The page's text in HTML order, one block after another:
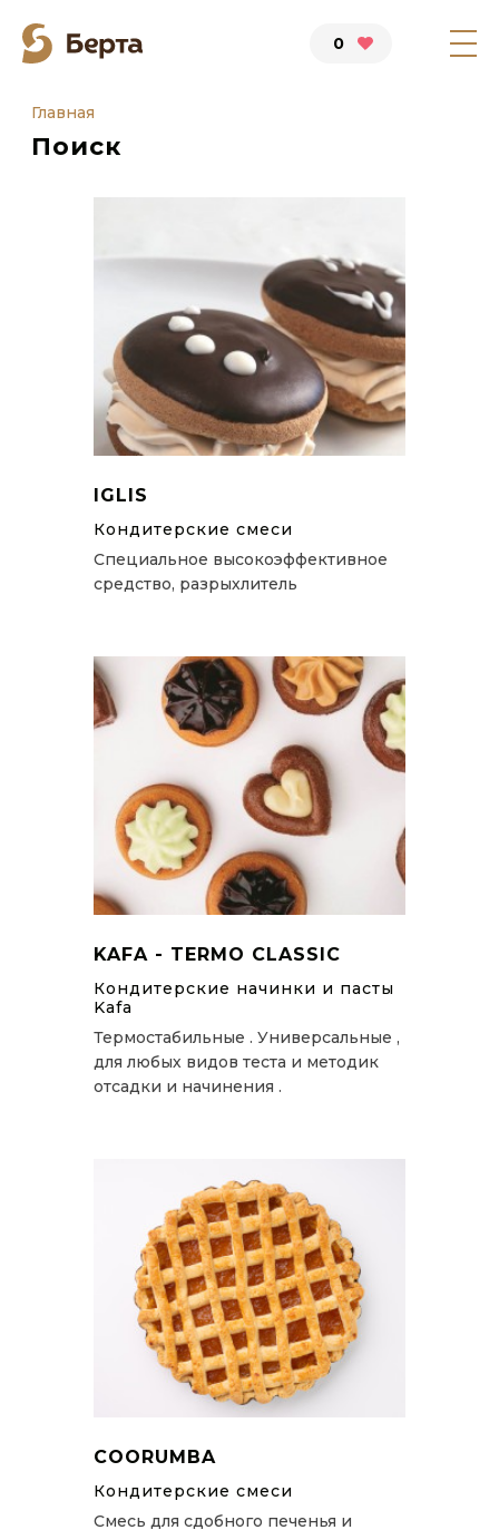
0
Главная
Поиск
IGLIS
Кондитерские смеси
Специальное высокоэффективное
средство, разрыхлитель
KAFA - TERMO CLASSIC
Кондитерские начинки и пасты
Kafa
Термостабильные . Универсальные ,
для любых видов теста и методик
отсадки и начинения .
COORUMBA
Кондитерские смеси
Смесь для сдобного печенья и